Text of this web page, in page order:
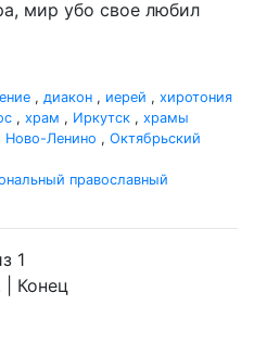
мир убо свое любил
, диакон , иерей , хиротония
, храм , Иркутск , храмы
Ново-Ленино , Октябрьский
православный
1
| Конец